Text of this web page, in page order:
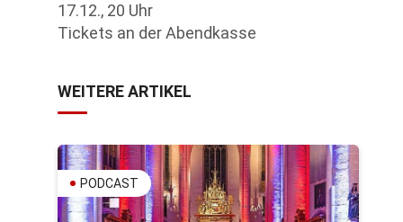
17.12., 20 Uhr
Tickets an der Abendkasse
WEITERE ARTIKEL
PODCAST